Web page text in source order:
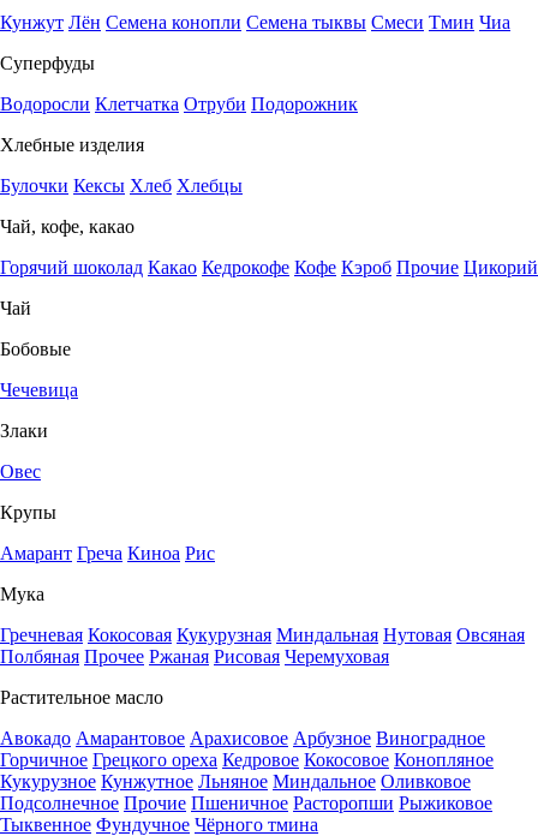
Кунжут Лён Семена конопли Семена тыквы Смеси Тмин Чиа
Суперфуды
Водоросли Клетчатка Отруби Подорожник
Хлебные изделия
Булочки Кексы Хлеб Хлебцы
Чай, кофе, какао
Горячий шоколад Какао Кедрокофе Кофе Кэроб Прочие Цикорий
Чай
Бобовые
Чечевица
Злаки
Овес
Крупы
Амарант Греча Киноа Рис
Мука
Гречневая Кокосовая Кукурузная Миндальная Нутовая Овсяная
Полбяная Прочее Ржаная Рисовая Черемуховая
Растительное масло
Авокадо Амарантовое Арахисовое Арбузное Виноградное
Горчичное Грецкого ореха Кедровое Кокосовое Конопляное
Кукурузное Кунжутное Льняное Миндальное Оливковое
Подсолнечное Прочие Пшеничное Расторопши Рыжиковое
Тыквенное Фундучное Чёрного тмина